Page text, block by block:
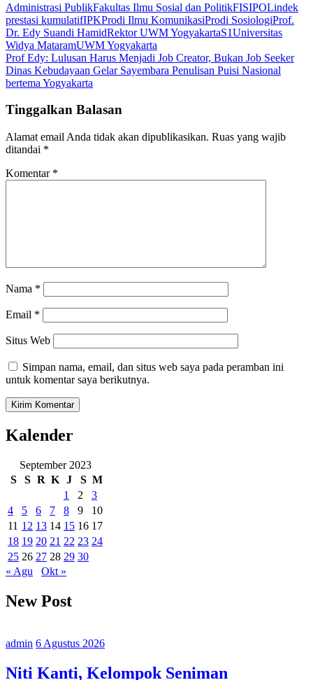
Administrasi PublikFakultas Ilmu Sosial dan PolitikFISIPOLindek
prestasi kumulatifIPKProdi Ilmu KomunikasiProdi SosiologiProf.
Dr. Edy Suandi HamidRektor UWM YogyakartaS1Universitas
Widya MataramUWM Yogyakarta
Navigasi
pos
Prof Edy: Lulusan Harus Menjadi Job Creator, Bukan Job Seeker
Dinas Kebudayaan Gelar Sayembara Penulisan Puisi Nasional
bertema Yogyakarta
Tinggalkan Balasan
Alamat email Anda tidak akan dipublikasikan. Ruas yang wajib
ditandai *
Komentar *
Nama *
Email *
Situs Web
Simpan nama, email, dan situs web saya pada peramban ini
untuk komentar saya berikutnya.
Kalender
September 2023
S
S R K J S M
1
2
3
4
5 6 7 8 9
10
11 12 13 14 15 16 17
18 19 20 21 22 23 24
25 26 27 28 29 30
« Agu
Okt »
New Post
admin 6 Agustus 2026
Niti Kanti, Kelompok Seniman